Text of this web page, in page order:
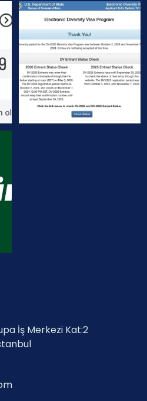
greencardci
İş Merkezi Kat:2